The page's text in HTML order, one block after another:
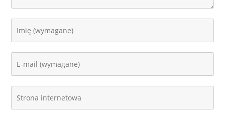
or
username
to
comment
address
to